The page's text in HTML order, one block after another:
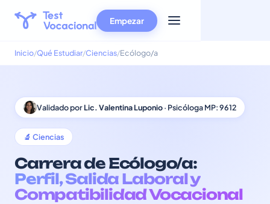
Empezar
Inicio Qué Estudiar Ciencias Ecólogo/a
Validado porLic. Valentina Luponio· Psicóloga MP: 9612
🔬 Ciencias
Carrera de Ecólogo/a:
Perfil, Salida Laboral y
Compatibilidad Vocacional